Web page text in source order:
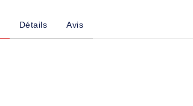
Détails Avis